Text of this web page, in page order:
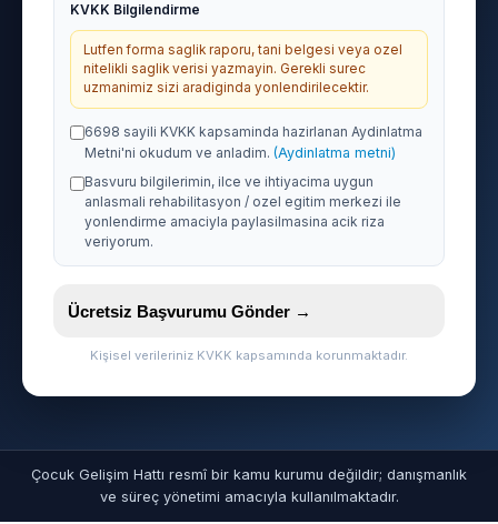
KVKK Bilgilendirme
Lutfen forma saglik raporu, tani belgesi veya ozel
nitelikli saglik verisi yazmayin. Gerekli surec
uzmanimiz sizi aradiginda yonlendirilecektir.
6698 sayili KVKK kapsaminda hazirlanan Aydinlatma
Metni'ni okudum ve anladim. (Aydinlatma metni)
Basvuru bilgilerimin, ilce ve ihtiyacima uygun
anlasmali rehabilitasyon / ozel egitim merkezi ile
yonlendirme amaciyla paylasilmasina acik riza
veriyorum.
Ücretsiz Başvurumu Gönder →
Kişisel verileriniz KVKK kapsamında korunmaktadır.
Çocuk Gelişim Hattı resmî bir kamu kurumu değildir; danışmanlık
ve süreç yönetimi amacıyla kullanılmaktadır.